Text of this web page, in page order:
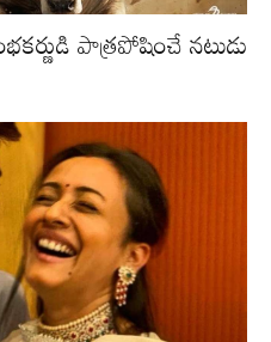
పాత్రపోషించే నటుడు